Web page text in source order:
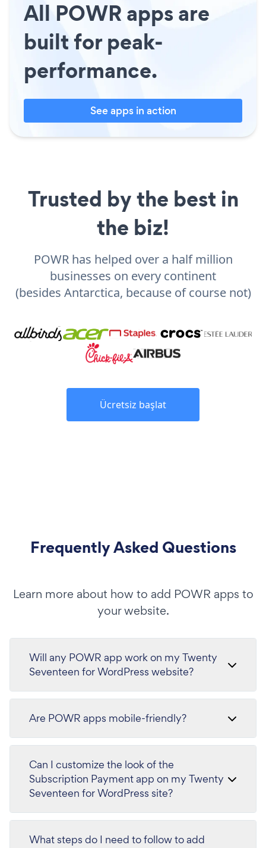
All POWR apps are
built for peak-
performance.
See apps in action
Trusted by the best in
the biz!
POWR has helped over a half million
businesses on every continent
(besides Antarctica, because of course not)
Ücretsiz başlat
Frequently Asked Questions
Learn more about how to add POWR apps to
your website.
Will any POWR app work on my Twenty
Seventeen for WordPress website?
Are POWR apps mobile-friendly?
Can I customize the look of the
Subscription Payment app on my Twenty
Seventeen for WordPress site?
What steps do I need to follow to add